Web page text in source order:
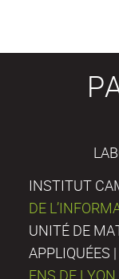
INSTITUT
DE
UNITÉ DE
APPLIQUÉES |
ENS DE LYON